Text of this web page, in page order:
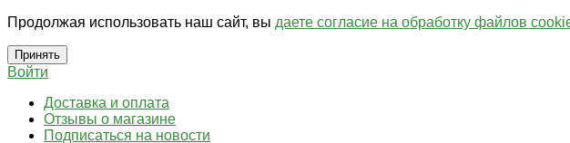
Продолжая использовать наш сайт, вы даете согласие на обработку файлов
Принять
Войти
Доставка и оплата
Отзывы о магазине
Подписаться на новости